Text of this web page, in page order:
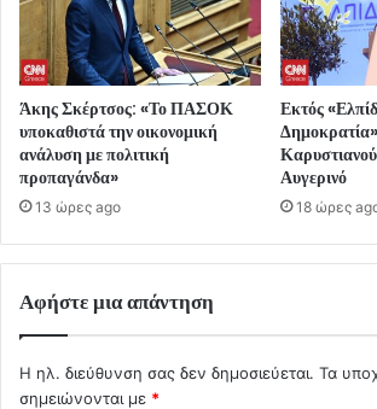
Άκης Σκέρτσος: «Το ΠΑΣΟΚ
υποκαθιστά την οικονομική
ανάλυση με πολιτική
προπαγάνδα»
13 ώρες ago
Εκτός
Αυγερινό
18 ώρες
Αφήστε μια απάντηση
Η ηλ. διεύθυνση σας δεν δημοσιεύεται. Τα
σημειώνονται με *